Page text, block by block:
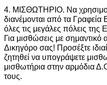
4. ΜΙΣΘΩΤΗΡΙΟ. Να
διανέμονται από τα
όλες τις μεγάλες πόλεις
Για μισθώσεις με σημαντικό
Δικηγόρο σας! Προσέξτε
ζητηθεί να υπογράψετε
μισθωτήρια στην αρμόδια
τους.